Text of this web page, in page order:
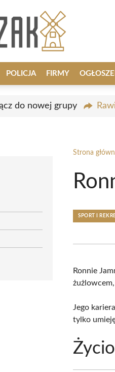
POLICJA FIRMY
do nowej grupy
Strona
SPORT I
Ronnie
Jego
tylko